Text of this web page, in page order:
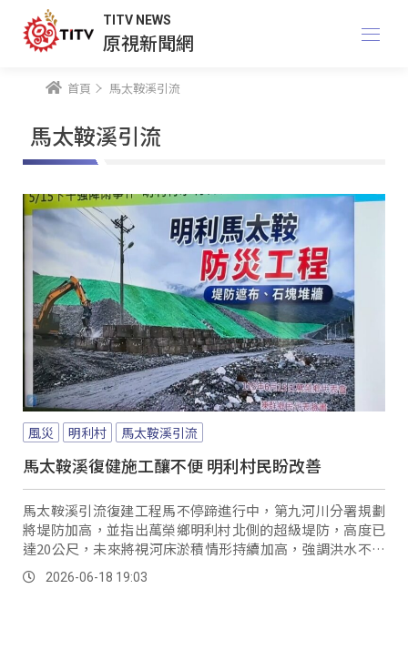
TITV NEWS
原視新聞網
首頁 馬太鞍溪引流
馬太鞍溪引流
風災 明利村 馬太鞍溪引流
馬太鞍溪復健施工釀不便 明利村民盼改善
馬太鞍溪引流復建工程馬不停蹄進行中，第九河川分署規劃
將堤防加高，並指出萬榮鄉明利村北側的超級堤防，高度已
達20公尺，未來將視河床淤積情形持續加高，強調洪水不會
由此引流進入部落。
2026-06-18 19:03